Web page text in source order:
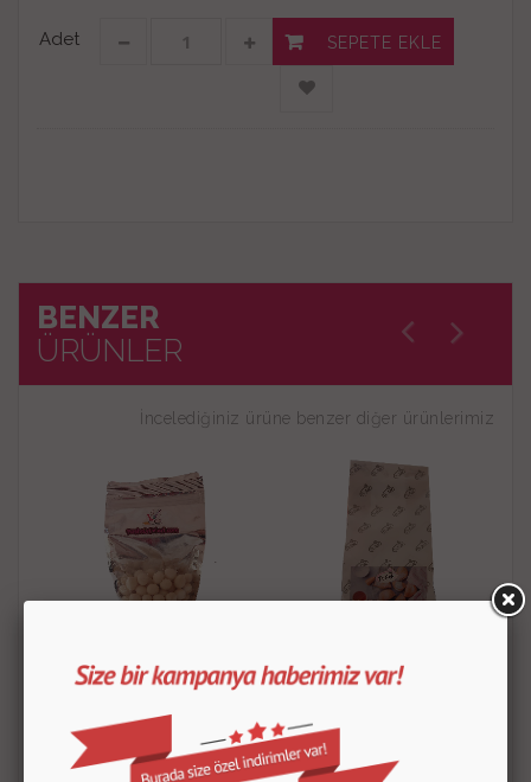
Adet SEPETE EKLE
BENZER
ÜRÜNLER
İncelediğiniz ürüne benzer diğer ürünlerimiz
170.00TL 250.00